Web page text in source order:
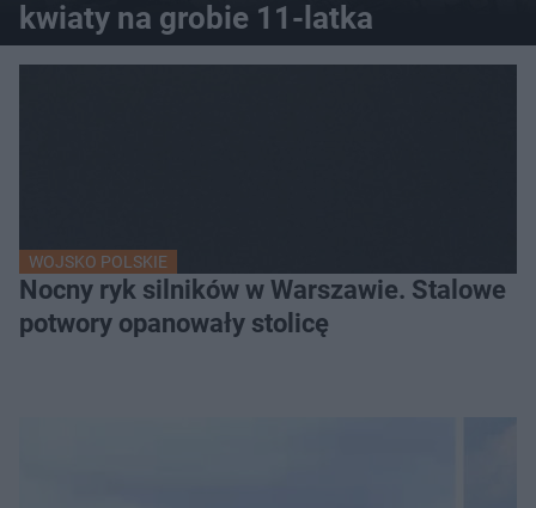
kwiaty na grobie 11-latka
WOJSKO POLSKIE
Nocny ryk silników w Warszawie. Stalowe
potwory opanowały stolicę